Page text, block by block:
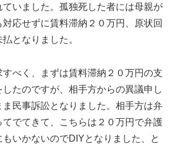
ていました。孤独死した者には母親が
応せずに賃料滞納２０万円、原状回
となりました。
べく、まずは賃料滞納２０万円の支
たのですが、相手方からの異議申し
民事訴訟となりました。相手方は弁
でてきて、こちらは２０万円で弁護
いかないのでDIYとなりました、と